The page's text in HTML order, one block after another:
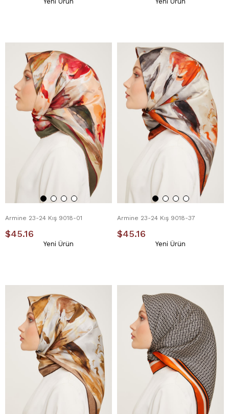
Armine 23-24 Kış 9018-01
$45.16
Yeni Ürün
Armine 23-24 Kış 9018-37
$45.16
Yeni Ürün